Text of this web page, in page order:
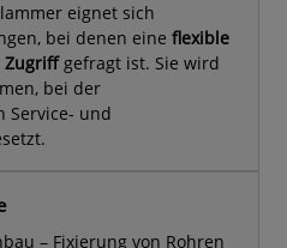
eignet sich
bei denen eine flexible
Zugriffgefragt ist. Sie wird
bei der
Service- und
– Fixierung von Rohren